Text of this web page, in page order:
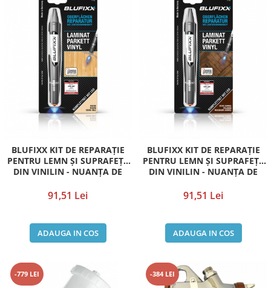
BLUFIXX KIT DE REPARAȚIE
PENTRU LEMN ȘI SUPRAFEȚE
DIN VINILIN - NUANȚA DE
MOLID, STEJAR DESCHIS
91,51 Lei
ADAUGA IN COS
BLUFIXX KIT DE REPARAȚIE
PENTRU LEMN ȘI SUPRAFEȚE
DIN VINILIN - NUANȚA DE
ÎNCHIS, NUC, NUC ÎNCHIS
91,51 Lei
ADAUGA IN COS
-779 LEI -384 LEI